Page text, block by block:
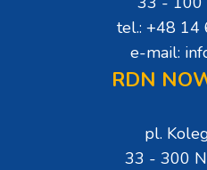
tel.: +48 14
e-mail:
RDN
pl.
33 - 300